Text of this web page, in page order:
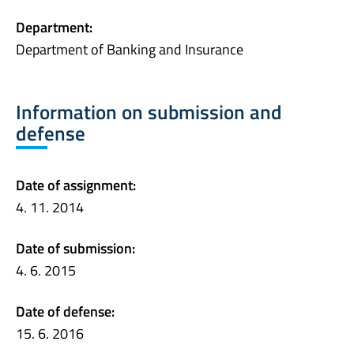
Department:
Department of Banking and Insurance
Information on submission and
defense
Date of assignment:
4. 11. 2014
Date of submission:
4. 6. 2015
Date of defense:
15. 6. 2016